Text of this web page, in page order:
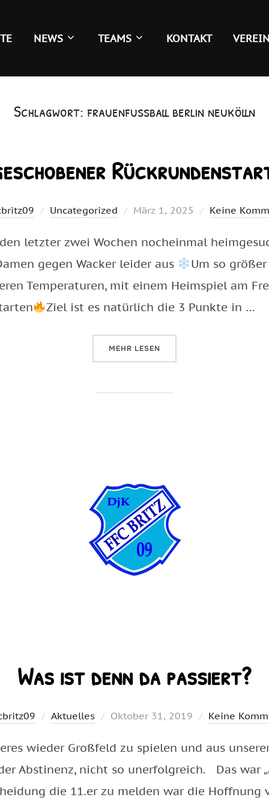
NEWS TEAMS KONTAKT
Schlagwort: frauenfussball berlin neukölln
Uncategorized
Veröffentlicht
März 1, 2025 Keine
letzter zwei Wochen nocheinmal
gegen Wacker leider aus
Um so
Temperaturen, mit einem Heimspiel am
Ziel ist es natürlich die 3 Punkte in …
MEHR ÜBER „AUFGESCHOBENER
LESEN
Was ist denn da passiert?
Aktuelles
Veröffentlicht
Oktober 31, 2019 Keine
wieder Großfeld zu spielen und aus
Abstinenz, nicht so unerfolgreich. Das war
die 11.er zu melden war die Hoffnung